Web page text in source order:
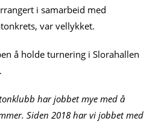
i samarbeid med
var vellykket.
å holde turnering i Slorahallen
har jobbet mye med å
Siden 2018 har vi jobbet med